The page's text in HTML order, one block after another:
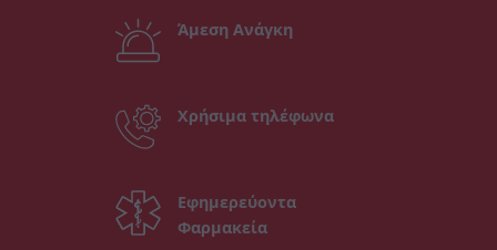
Άμεση Ανάγκη
Χρήσιμα τηλέφωνα
Εφημερεύοντα
Φαρμακεία